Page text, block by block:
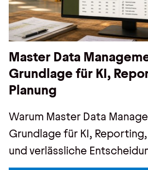
Master Data
Grundlage für KI,
Planung
Warum Master Data
Grundlage für KI,
und verlässliche